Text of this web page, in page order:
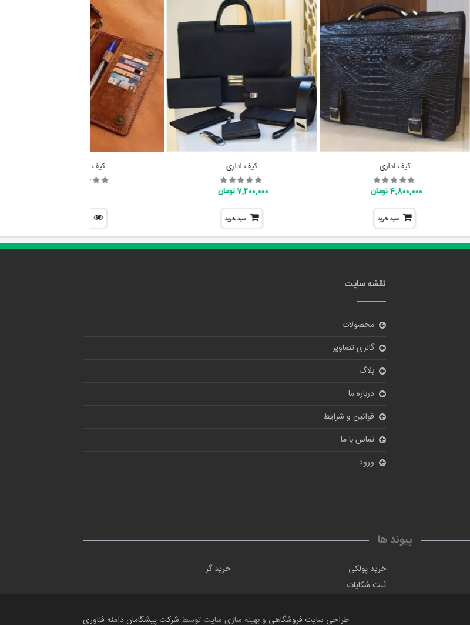
کیف اداری
4,800,000 تومان
سبد خرید
کیف اداری
7,200,000 تومان
سبد خرید
کیف مدارک
نقشه سایت
محصولات
گالری تصاویر
بلاگ
درباره ما
قوانین و شرایط
تماس با ما
ورود
پیوند ها
خرید پولکی
خرید گز
ثبت شکایات
طراحی سایت فروشگاهی و بهینه سازی سایت توسط شرکت پیشگامان دامنه فناوری